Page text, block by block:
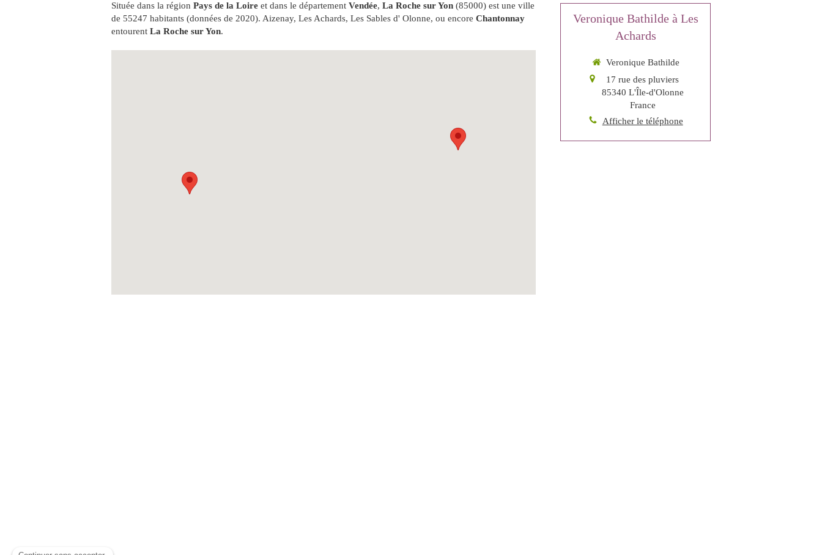
Située dans la région Pays de la Loire et dans le département Vendée, La Roche sur Yon (85000) est une ville
de 55247 habitants (données de 2020). Aizenay, Les Achards, Les Sables d' Olonne, ou encore Chantonnay
entourent La Roche sur Yon.
Veronique Bathilde à Les
Achards
Veronique Bathilde
17 rue des pluviers
85340 L'Île-d'Olonne
France
Afficher le téléphone